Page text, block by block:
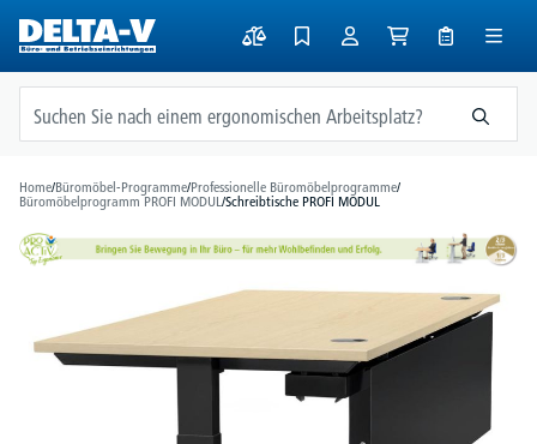
springen
Home/Büromöbel-Programme/Professionelle Büromöbelprogramme/
Büromöbelprogramm PROFI MODUL/Schreibtische PROFI MODUL